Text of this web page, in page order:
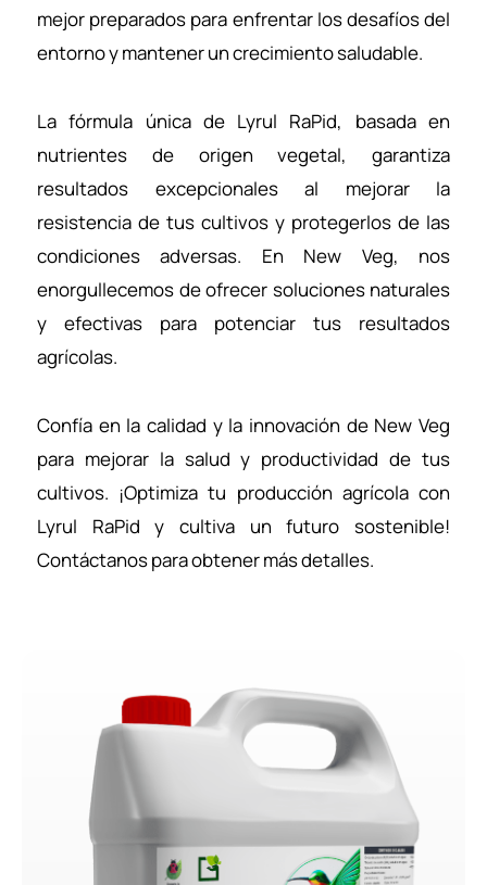
mejor preparados para enfrentar los desafíos del
entorno y mantener un crecimiento saludable.
La fórmula única de Lyrul RaPid, basada en
nutrientes de origen vegetal, garantiza
resultados excepcionales al mejorar la
resistencia de tus cultivos y protegerlos de las
condiciones adversas. En New Veg, nos
enorgullecemos de ofrecer soluciones naturales
y efectivas para potenciar tus resultados
agrícolas.
Confía en la calidad y la innovación de New Veg
para mejorar la salud y productividad de tus
cultivos. ¡Optimiza tu producción agrícola con
Lyrul RaPid y cultiva un futuro sostenible!
Contáctanos para obtener más detalles.